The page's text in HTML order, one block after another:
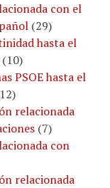
con el
(29)
hasta el
(10)
PSOE hasta el
12)
relacionada
(7)
con
relacionada